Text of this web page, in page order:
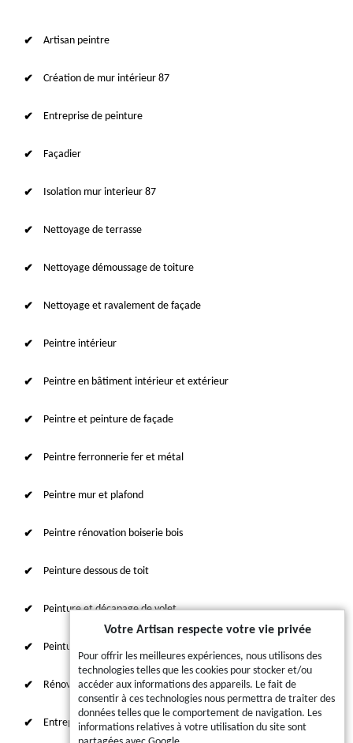
Artisan peintre
Création de mur intérieur 87
Entreprise de peinture
Façadier
Isolation mur interieur 87
Nettoyage de terrasse
Nettoyage démoussage de toiture
Nettoyage et ravalement de façade
Peintre intérieur
Peintre en bâtiment intérieur et extérieur
Peintre et peinture de façade
Peintre ferronnerie fer et métal
Peintre mur et plafond
Peintre rénovation boiserie bois
Peinture dessous de toit
Peinture et décapage de volet
Peinture sur tuile et toiture
Rénovation intérieure 87
Entreprise de ravalement
Votre Artisan respecte votre vie privée
Pour offrir les meilleures expériences, nous utilisons des
technologies telles que les cookies pour stocker et/ou
accéder aux informations des appareils. Le fait de
consentir à ces technologies nous permettra de traiter des
données telles que le comportement de navigation. Les
informations relatives à votre utilisation du site sont